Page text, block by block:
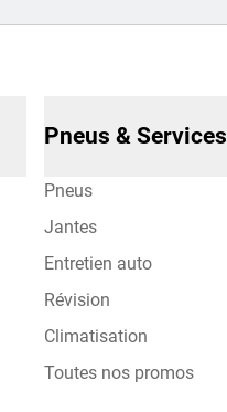
Pneus & Services
Pneus
Jantes
Entretien auto
Révision
Climatisation
Toutes nos promos